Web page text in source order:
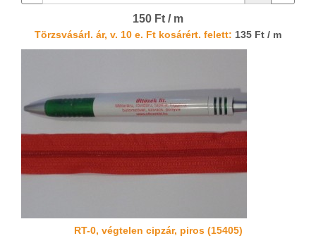
150 Ft / m
Törzsvásárl. ár, v. 10 e. Ft kosárért. felett: 135 Ft / m
RT-0, végtelen cipzár, piros (15405)